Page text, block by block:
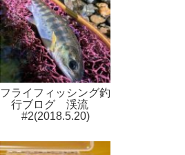
フライフィッシング釣
行ブログ 渓流
#2(2018.5.20)